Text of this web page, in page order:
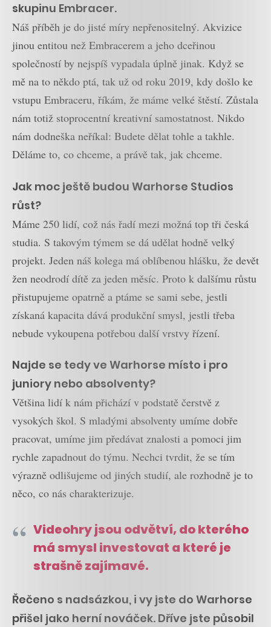
skupinu Embracer.
Náš příběh je do jisté míry nepřenositelný. Akvizice
jinou entitou než Embracerem a jeho dceřinou
společností by nejspíš vypadala úplně jinak. Když se
mě na to někdo ptá, tak už od roku 2019, kdy došlo ke
vstupu Embraceru, říkám, že máme velké štěstí. Zůstala
nám totiž stoprocentní kreativní samostatnost. Nikdo
nám dodneška neříkal: Budete dělat tohle a takhle.
Děláme to, co chceme, a právě tak, jak chceme.
Jak moc ještě budou Warhorse Studios
růst?
Máme 250 lidí, což nás řadí mezi možná top tři česká
studia. S takovým týmem se dá udělat hodně velký
projekt. Jeden náš kolega má oblíbenou hlášku, že devět
žen neodrodí dítě za jeden měsíc. Proto k dalšímu růstu
přistupujeme opatrně a ptáme se sami sebe, jestli
získaná kapacita dává produkční smysl, jestli třeba
nebude vykoupena potřebou další vrstvy řízení.
Najde se tedy ve Warhorse místo i pro
juniory nebo absolventy?
Většina lidí k nám přichází v podstatě čerstvě z
vysokých škol. S mladými absolventy umíme dobře
pracovat, umíme jim předávat znalosti a pomoci jim
rychle zapadnout do týmu. Nechci tvrdit, že se tím
výrazně odlišujeme od jiných studií, ale rozhodně je to
něco, co nás charakterizuje.
Videohry jsou odvětví, do kterého
má smysl investovat a které je
strašně zajímavé.
Řečeno s nadsázkou, i vy jste do Warhorse
přišel jako herní nováček. Dříve jste působil